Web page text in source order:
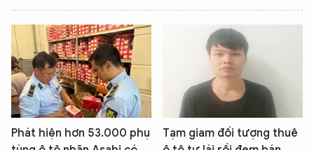
Phát hiện hơn 53.000 phụ
Tạm giam đối tượng thuê
Hãy hỏi tôi bất kỳ điều gì bạn cần biết về
An Ninh Thủ Đô nhé. Tôi sẵn sàng hỗ trợ!